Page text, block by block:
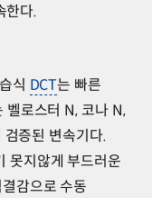
한다.
식 DCT는 빠른
벨로스터 N, 코나 N,
증된 변속기다.
못지않게 부드러운
감으로 수동